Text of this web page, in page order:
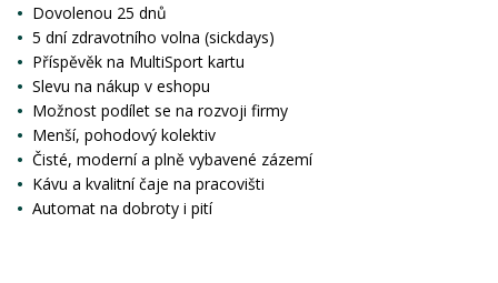
Dovolenou 25 dnů
5 dní zdravotního volna (sickdays)
Příspěvěk na MultiSport kartu
Slevu na nákup v eshopu
Možnost podílet se na rozvoji firmy
Menší, pohodový kolektiv
Čisté, moderní a plně vybavené zázemí
Kávu a kvalitní čaje na pracovišti
Automat na dobroty i pití